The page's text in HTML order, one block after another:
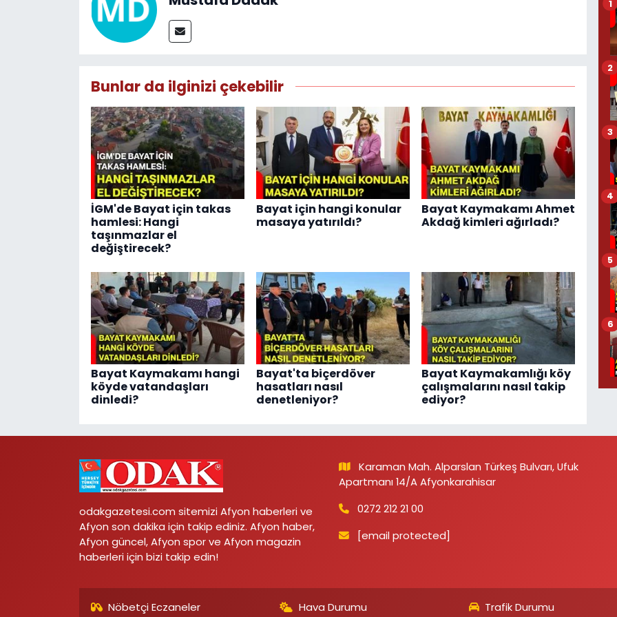
Bunlar da ilginizi çekebilir
İGM'de Bayat için takas
hamlesi: Hangi
taşınmazlar el
değiştirecek?
Bayat için hangi konular
masaya yatırıldı?
Bayat Kaymakamı Ahmet
Akdağ kimleri ağırladı?
Bayat Kaymakamı hangi
köyde vatandaşları
dinledi?
Bayat'ta biçerdöver
hasatları nasıl
denetleniyor?
Bayat Kaymakamlığı köy
çalışmalarını nasıl takip
ediyor?
1
2
3
4
5
6
odakgazetesi.com sitemizi Afyon haberleri ve
Afyon son dakika için takip ediniz. Afyon haber,
Afyon güncel, Afyon spor ve Afyon magazin
haberleri için bizi takip edin!
Karaman Mah. Alparslan Türkeş Bulvarı, Ufuk
Apartmanı 14/A Afyonkarahisar
0272 212 21 00
[email protected]
Nöbetçi Eczaneler Hava Durumu Trafik Durumu